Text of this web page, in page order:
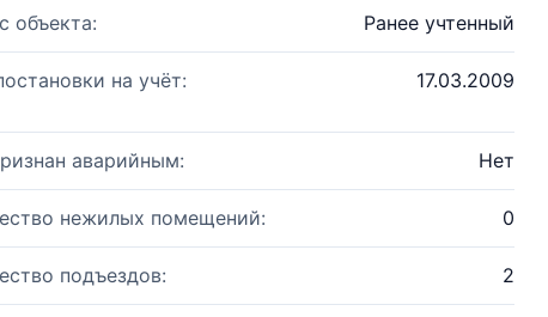
объекта: Ранее учтенный
на учёт: 17.03.2009
аварийным: Нет
нежилых помещений: 0
подъездов: 2